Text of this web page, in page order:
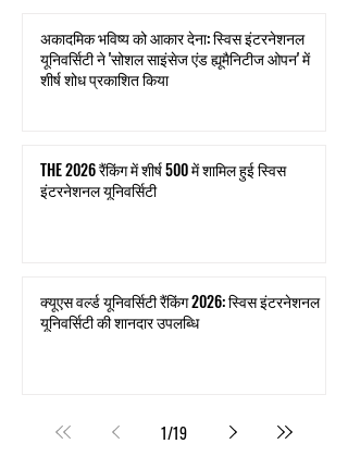
अकादमिक भविष्य को आकार देना: स्विस इंटरनेशनल
यूनिवर्सिटी ने 'सोशल साइंसेज एंड ह्यूमैनिटीज ओपन' में
शीर्ष शोध प्रकाशित किया
THE 2026 रैंकिंग में शीर्ष 500 में शामिल हुई स्विस
इंटरनेशनल यूनिवर्सिटी
क्यूएस वर्ल्ड यूनिवर्सिटी रैंकिंग 2026: स्विस इंटरनेशनल
यूनिवर्सिटी की शानदार उपलब्धि
1/19